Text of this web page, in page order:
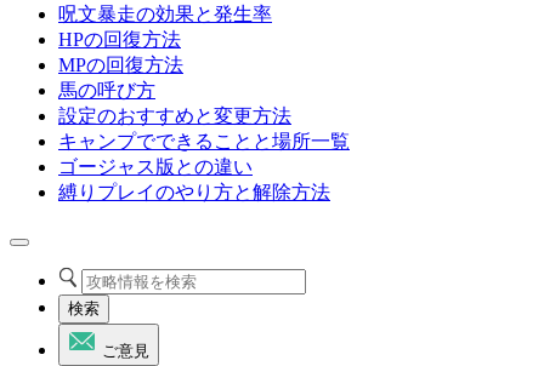
呪文暴走の効果と発生率
HPの回復方法
MPの回復方法
馬の呼び方
設定のおすすめと変更方法
キャンプでできることと場所一覧
ゴージャス版との違い
縛りプレイのやり方と解除方法
検索
ご意見